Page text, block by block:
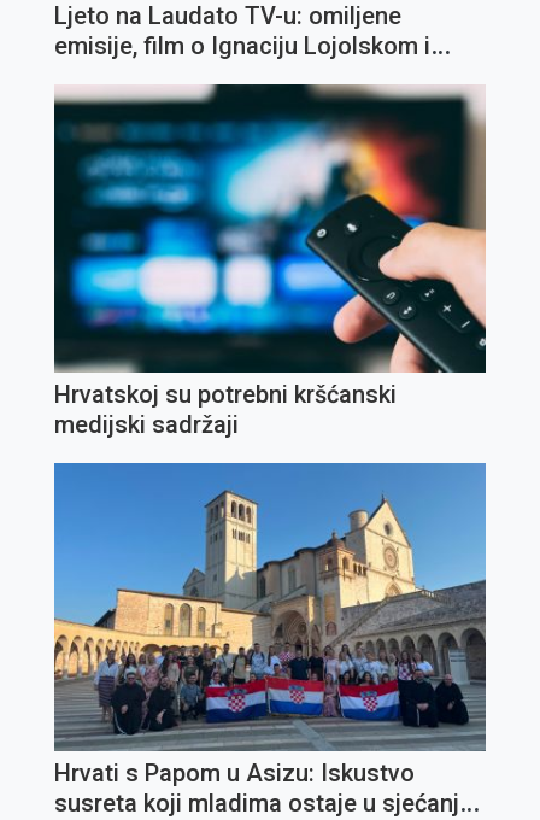
Ljeto na Laudato TV-u: omiljene
emisije, film o Ignaciju Lojolskom i
Hrvatskoj su potrebni kršćanski
medijski sadržaji
Hrvati s Papom u Asizu: Iskustvo
susreta koji mladima ostaje u sjećanju